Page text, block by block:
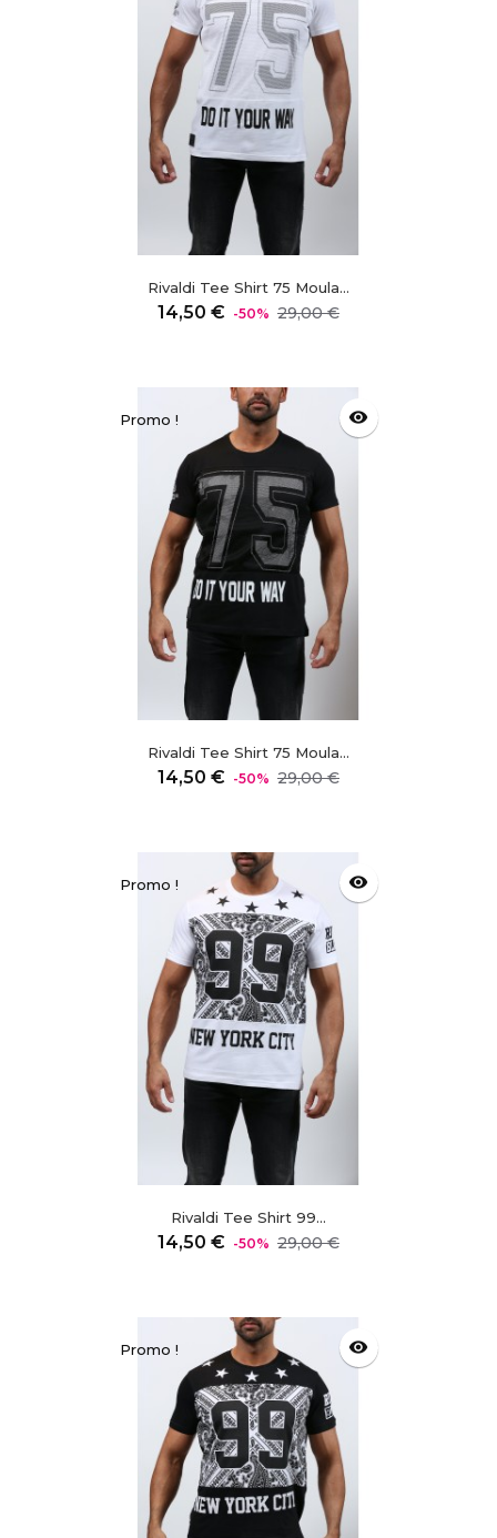
Rivaldi Tee Shirt 75 Moula...
14,50 € Prix
-50% 29,00 €Prix
Promo ! visibility
Rivaldi Tee Shirt 75 Moula...
14,50 € Prix
-50% 29,00 €Prix
Promo ! visibility
Rivaldi Tee Shirt 99...
14,50 € Prix
-50% 29,00 €Prix
Promo ! visibility